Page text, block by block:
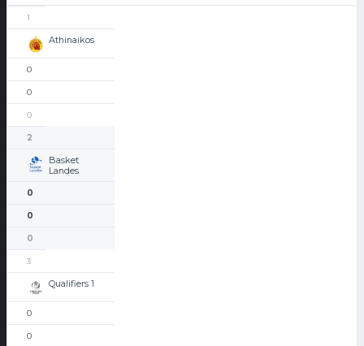
1
Athinaikos
0
0
0
2
Basket
Landes
0
0
0
3
Qualifiers 1
0
0